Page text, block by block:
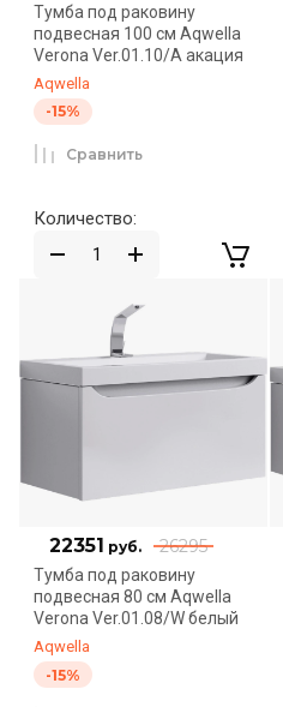
Тумба под раковину
подвесная 100 см Aqwella
Verona Ver.01.10/A акация
Aqwella
-15%
Количество:
Сравнить
26295
22351 руб.
Тумба под раковину
подвесная 80 см Aqwella
Verona Ver.01.08/W белый
Aqwella
-15%